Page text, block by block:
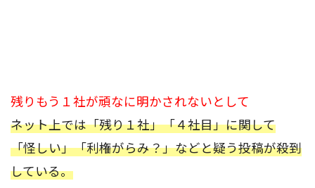
残りもう１社が頑なに明かされないとして
ネット上では「残り１社」「４社目」に関して
「怪しい」「利権がらみ？」などと疑う投稿が殺到
している。